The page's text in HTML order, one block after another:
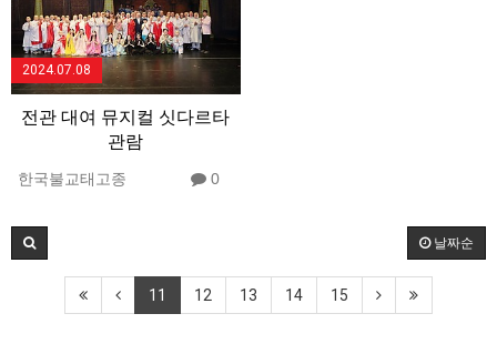
2024.07.08
전관 대여 뮤지컬 싯다르타
관람
한국불교태고종 0
날짜순
11 12 13 14 15